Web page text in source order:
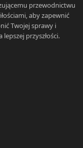
przewodnictwu
aby zapewnić
Twojej sprawy i
przyszłości.